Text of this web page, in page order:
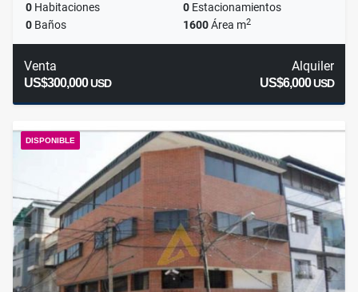
0 Habitaciones 0 Estacionamientos
0 Baños 1600Área m2
Venta
US$300,000USD
Alquiler
US$6,000USD
DISPONIBLE